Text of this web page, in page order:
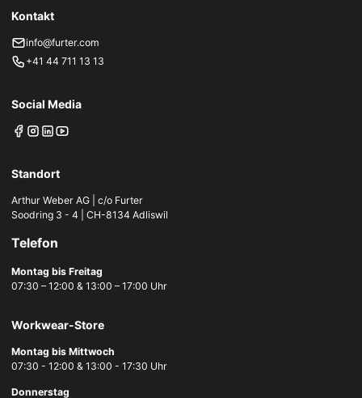
Kontakt
info@furter.com
+41 44 711 13 13
Social Media
Standort
Arthur Weber AG | c/o Furter
Soodring 3 - 4 | CH-8134 Adliswil
Telefon
Montag bis Freitag
07:30 – 12:00 & 13:00 – 17:00 Uhr
Workwear-Store
Montag bis Mittwoch
07:30 - 12:00 & 13:00 - 17:30 Uhr
Donnerstag